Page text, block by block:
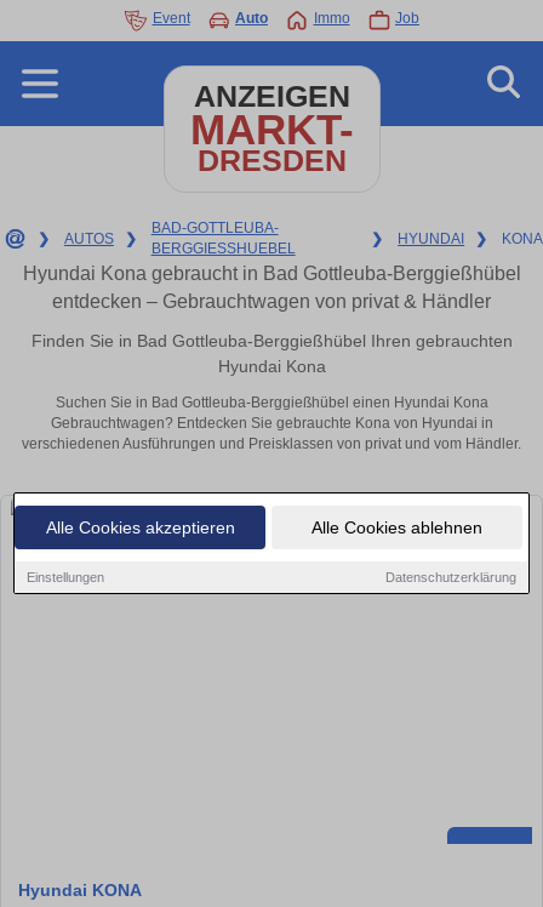
Alle Cookies akzeptieren Alle Cookies ablehnen
Einstellungen Datenschutzerklärung
Event Auto Immo Job
ANZEIGEN
MARKT-
DRESDEN
❯ AUTOS ❯
BAD-GOTTLEUBA-
BERGGIESSHUEBEL
❯ HYUNDAI ❯ KONA
Hyundai Kona gebraucht in Bad Gottleuba-Berggießhübel
entdecken – Gebrauchtwagen von privat & Händler
Finden Sie in Bad Gottleuba-Berggießhübel Ihren gebrauchten
Hyundai Kona
Suchen Sie in Bad Gottleuba-Berggießhübel einen Hyundai Kona
Gebrauchtwagen? Entdecken Sie gebrauchte Kona von Hyundai in
verschiedenen Ausführungen und Preisklassen von privat und vom Händler.
Hyundai KONA